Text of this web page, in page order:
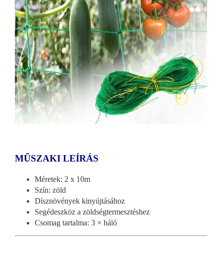
MŰSZAKI LEÍRÁS
Méretek: 2 x 10m
Szín: zöld
Dísznövények kinyújtásához
Segédeszköz a zöldségtermesztéshez
Csomag tartalma: 3 × háló